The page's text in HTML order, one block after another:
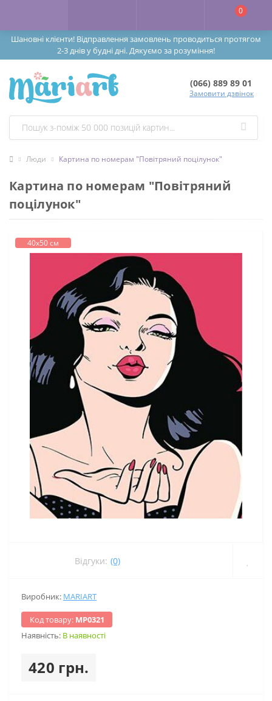
Шановні клієнти! Відправлення замовлень проводиться протягом
2-3 днів у будні дні. Дякуємо за розуміння!
0
(066) 889 89 01
Замовити дзвінок
Люди Картина по номерам "Повітряний поцілунок"
Картина по номерам "Повітряний
поцілунок"
40х50 см
Відгуки: (0)
Виробник: MARIART
Код товару: МР0321
Наявність: В наявності
420 грн.